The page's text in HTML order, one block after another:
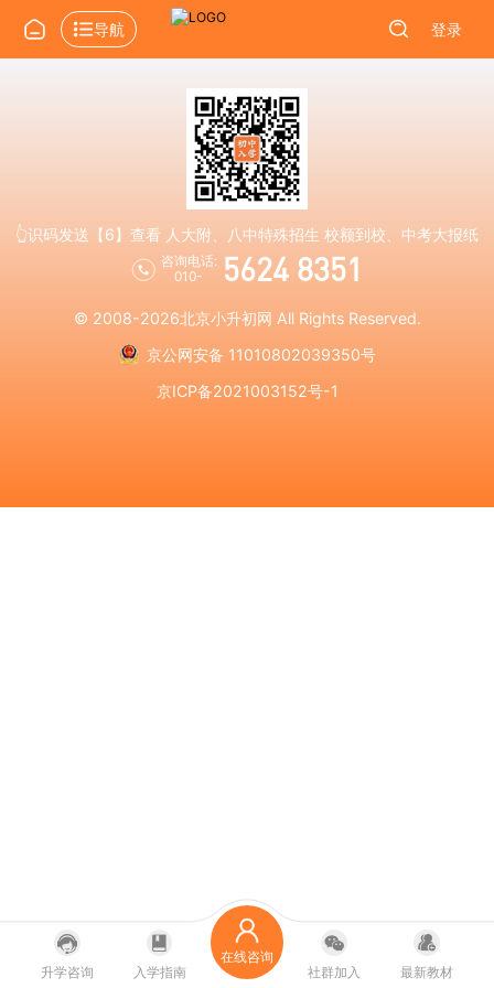
导航 登录
👆识码发送【6】查看 人大附、八中特殊招生 校额到校、中考大报纸
咨询电话:
010-
5624 8351
© 2008-2026北京小升初网 All Rights Reserved.
京公网安备 11010802039350号
京ICP备2021003152号-1
升学咨询 入学指南
在线咨询
社群加入
最新教材